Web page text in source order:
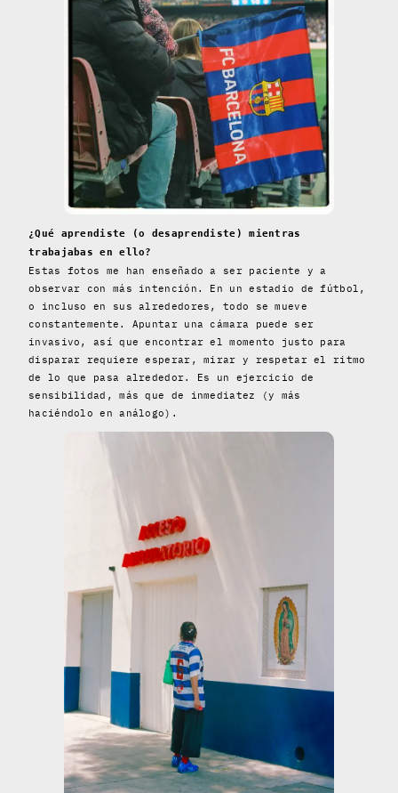
¿Qué aprendiste (o desaprendiste) mientras
trabajabas en ello?
Estas fotos me han enseñado a ser paciente y a
observar con más intención. En un estadio de fútbol,
o incluso en sus alrededores, todo se mueve
constantemente. Apuntar una cámara puede ser
invasivo, así que encontrar el momento justo para
disparar requiere esperar, mirar y respetar el ritmo
de lo que pasa alrededor. Es un ejercicio de
sensibilidad, más que de inmediatez (y más
haciéndolo en análogo).